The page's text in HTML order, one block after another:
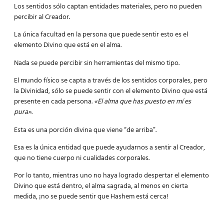
Los sentidos sólo captan entidades materiales, pero no pueden
percibir al Creador.
La única facultad en la persona que puede sentir esto es el
elemento Divino que está en el alma.
Nada se puede percibir sin herramientas del mismo tipo.
El mundo físico se capta a través de los sentidos corporales, pero
la Divinidad, sólo se puede sentir con el elemento Divino que está
presente en cada persona.«El alma que has puesto en mí es
pura».
Esta es una porción divina que viene “de arriba”.
Esa es la única entidad que puede ayudarnos a sentir al Creador,
que no tiene cuerpo ni cualidades corporales.
Por lo tanto, mientras uno no haya logrado despertar el elemento
Divino que está dentro, el alma sagrada, al menos en cierta
medida, ¡no se puede sentir que Hashem está cerca!